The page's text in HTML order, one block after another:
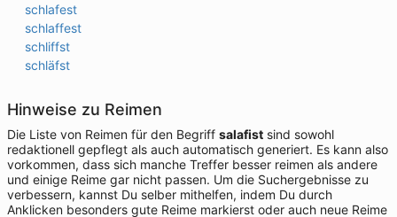
schlafest
schlaffest
schliffst
schläfst
Hinweise zu Reimen
Die Liste von Reimen für den Begriff salafist sind sowohl
redaktionell gepflegt als auch automatisch generiert. Es kann also
vorkommen, dass sich manche Treffer besser reimen als andere
und einige Reime gar nicht passen. Um die Suchergebnisse zu
verbessern, kannst Du selber mithelfen, indem Du durch
Anklicken besonders gute Reime markierst oder auch neue Reime